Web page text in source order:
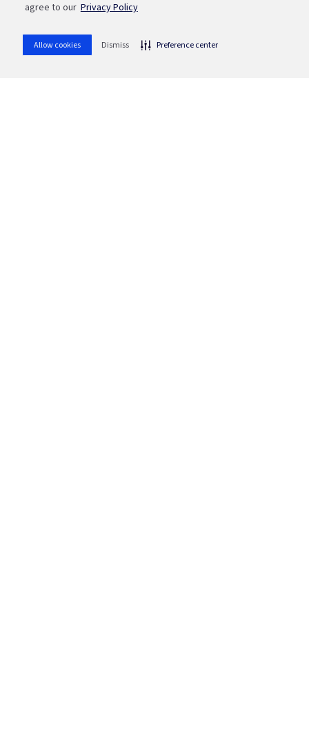
agree to our Privacy Policy
Allow cookies Dismiss Preference center
Fale com a Bah
WhatsApp
whatsapp(51) 3215 1800